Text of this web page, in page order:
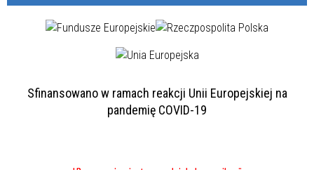
Sfinansowano w ramach reakcji Unii Europejskiej na
pandemię COVID-19